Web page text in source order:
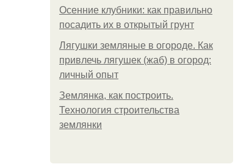
Осенние клубники: как правильно
посадить их в открытый грунт
Лягушки земляные в огороде. Как
привлечь лягушек (жаб) в огород:
личный опыт
Землянка, как построить.
Технология строительства
землянки